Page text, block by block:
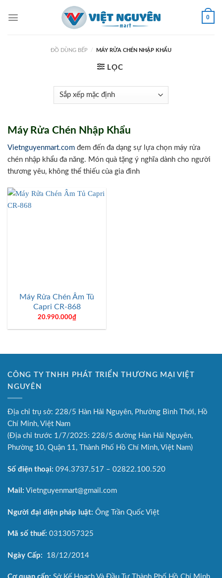
0
ĐỒ DÙNG BẾP / MÁY RỬA CHÉN NHẬP KHẨU
LỌC
Máy Rửa Chén Nhập Khẩu
Vietnguyenmart.com đem đến đa dạng sự lựa chọn máy rửa
chén nhập khẩu đa năng. Món quà tặng ý nghĩa dành cho người
thương yêu, không thể thiếu của gia đình
Máy Rửa Chén Âm Tủ
Capri CR-868
20.990.000₫
CÔNG TY TNHH PHÁT TRIỂN THƯƠNG MẠI VIỆT
NGUYÊN
Địa chỉ trụ sở: 228/5 Hàn Hải Nguyên, Phường Bình Thới, Hồ
Chí Minh, Việt Nam
(Địa chỉ trước 1/7/2025: 228/5 đường Hàn Hải Nguyên,
Phường 10, Quận 11, Thành Phố Hồ Chí Minh, Việt Nam)
Số điện thoại: 094.3737.517 – 02822.100.520
Mail: Vietnguyenmart@gmail.com
Người đại diện pháp luật: Ông Trần Quốc Việt
Mã số thuế: 0313057325
Ngày Cấp: 18/12/2014